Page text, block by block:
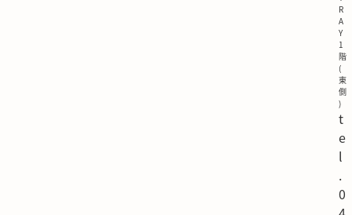
R
A
Y
1
階
(
東
側
)
t
e
l
.
0